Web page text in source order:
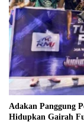
Adakan Panggung
Hidupkan Gairah